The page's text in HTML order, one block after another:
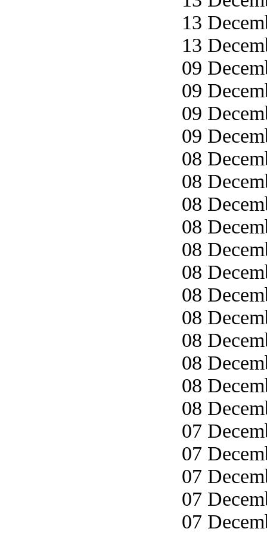
13
13
09
09
09
09
08
08
08
08
08
08
08
08
08
08
08
08
07
07
07
07
07